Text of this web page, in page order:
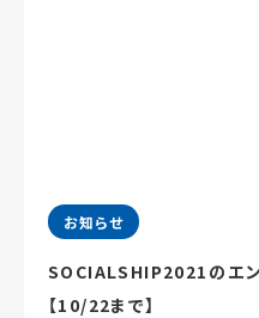
お知らせ
SOCIALSHIP2021のエ
【10/22まで】